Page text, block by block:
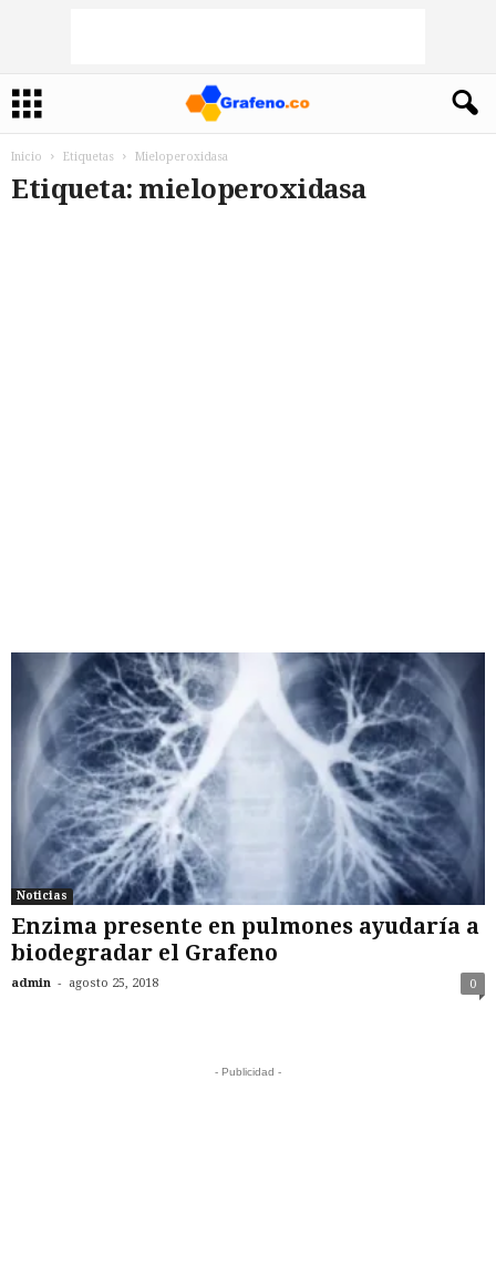
Inicio Etiquetas Mieloperoxidasa
Etiqueta: mieloperoxidasa
Noticias
Enzima presente en pulmones ayudaría a
biodegradar el Grafeno
admin - agosto 25, 2018 0
- Publicidad -